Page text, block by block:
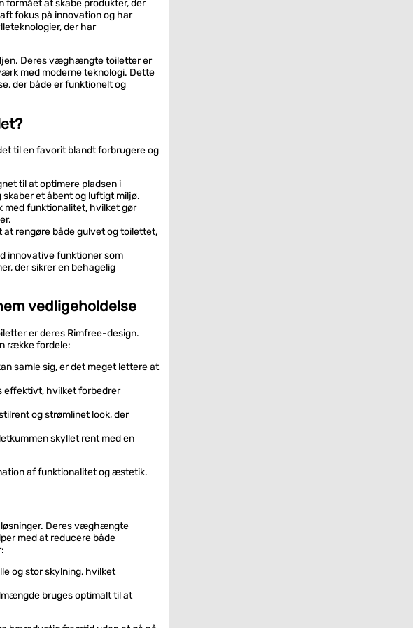
formået at skabe produkter, der
fokus på innovation og har
der har
Deres væghængte toiletter er
med moderne teknologi. Dette
der både er funktionelt og
til en favorit blandt forbrugere og
til at optimere pladsen i
et åbent og luftigt miljø.
med funktionalitet, hvilket gør
rengøre både gulvet og toilettet,
innovative funktioner som
der sikrer en behagelig
vedligeholdelse
er deres Rimfree-design.
række fordele:
samle sig, er det meget lettere at
effektivt, hvilket forbedrer
og strømlinet look, der
skyllet rent med en
af funktionalitet og æstetik.
Deres væghængte
med at reducere både
og stor skylning, hvilket
bruges optimalt til at